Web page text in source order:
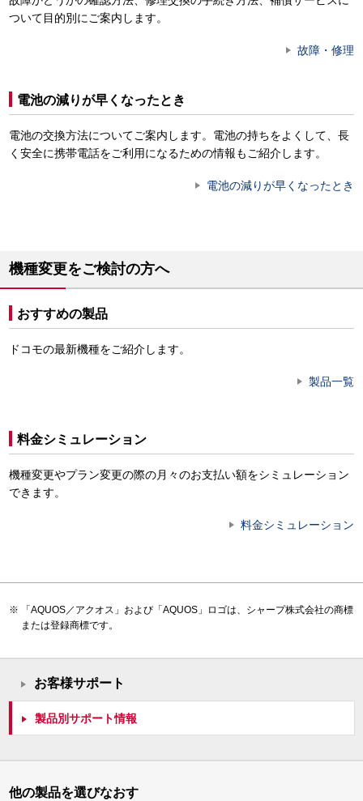
ついて目的別にご案内します。
故障・修理
電池の減りが早くなったとき
電池の交換方法についてご案内します。電池の持ちをよくして、長
く安全に携帯電話をご利用になるための情報もご紹介します。
電池の減りが早くなったとき
機種変更をご検討の方へ
おすすめの製品
ドコモの最新機種をご紹介します。
製品一覧
料金シミュレーション
機種変更やプラン変更の際の月々のお支払い額をシミュレーション
できます。
料金シミュレーション
「AQUOS／アクオス」および「AQUOS」ロゴは、シャープ株式会社の商標
または登録商標です。
お客様サポート
製品別サポート情報
他の製品を選びなおす